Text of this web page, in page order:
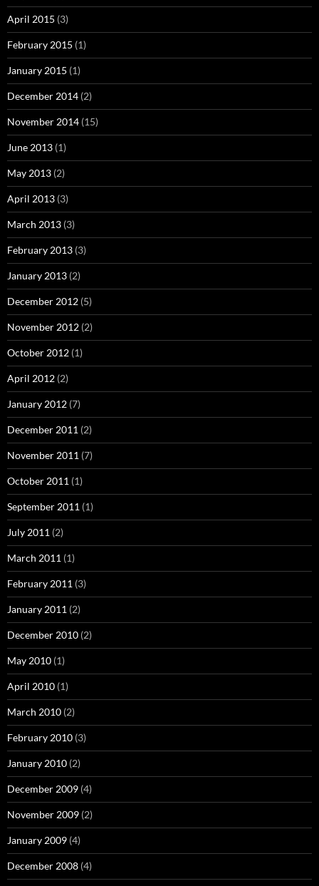
April 2015 (3)
February 2015 (1)
January 2015 (1)
December 2014 (2)
November 2014 (15)
June 2013 (1)
May 2013 (2)
April 2013 (3)
March 2013 (3)
February 2013 (3)
January 2013 (2)
December 2012 (5)
November 2012 (2)
October 2012 (1)
April 2012 (2)
January 2012 (7)
December 2011 (2)
November 2011 (7)
October 2011 (1)
September 2011 (1)
July 2011 (2)
March 2011 (1)
February 2011 (3)
January 2011 (2)
December 2010 (2)
May 2010 (1)
April 2010 (1)
March 2010 (2)
February 2010 (3)
January 2010 (2)
December 2009 (4)
November 2009 (2)
January 2009 (4)
December 2008 (4)